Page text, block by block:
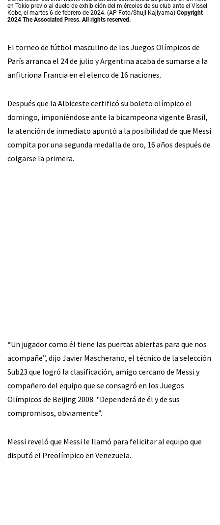
en Tokio previo al duelo de exhibición del miércoles de su club ante el Vissel
Kobe, el martes 6 de febrero de 2024. (AP Foto/Shuji Kajiyama) Copyright
2024 The Associated Press. All rights reserved.
El torneo de fútbol masculino de los Juegos Olímpicos de
París arranca el 24 de julio y Argentina acaba de sumarse a la
anfitriona Francia en el elenco de 16 naciones.
Después que la Albiceste certificó su boleto olímpico el
domingo, imponiéndose ante la bicampeona vigente Brasil,
la atención de inmediato apuntó a la posibilidad de que Messi
compita por una segunda medalla de oro, 16 años después de
colgarse la primera.
“Un jugador como él tiene las puertas abiertas para que nos
acompañe”, dijo Javier Mascherano, el técnico de la selección
Sub23 que logró la clasificación, amigo cercano de Messi y
compañero del equipo que se consagró en los Juegos
Olímpicos de Beijing 2008. "Dependerá de él y de sus
compromisos, obviamente”.
Messi reveló que Messi le llamó para felicitar al equipo que
disputó el Preolímpico en Venezuela.